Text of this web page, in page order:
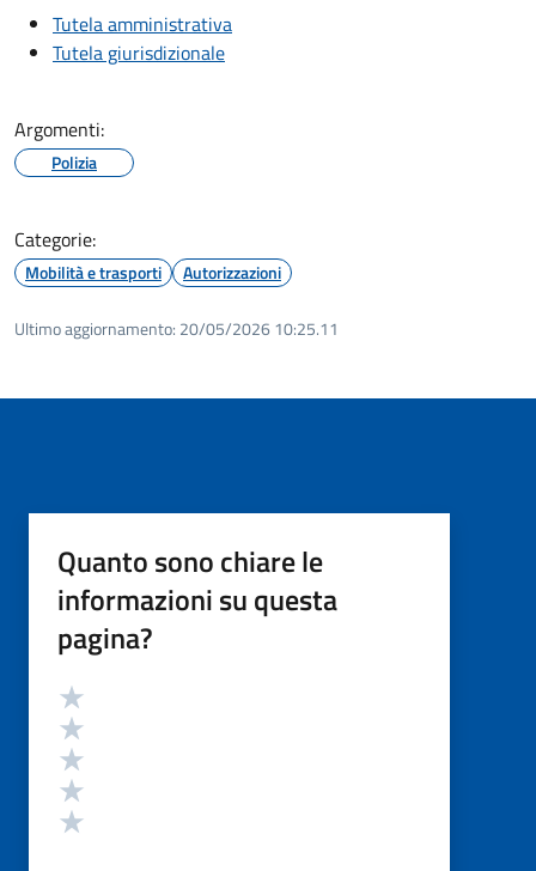
Tutela amministrativa
Tutela giurisdizionale
Argomenti:
Polizia
Categorie:
Mobilità e trasporti Autorizzazioni
Ultimo aggiornamento: 20/05/2026 10:25.11
Quanto sono chiare le
informazioni su questa
pagina?
Valutazione